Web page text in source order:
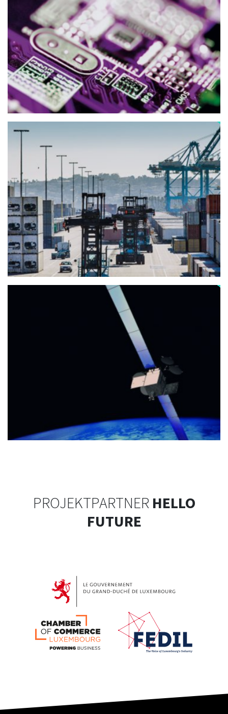
PROJEKTPARTNER HELLO
FUTURE